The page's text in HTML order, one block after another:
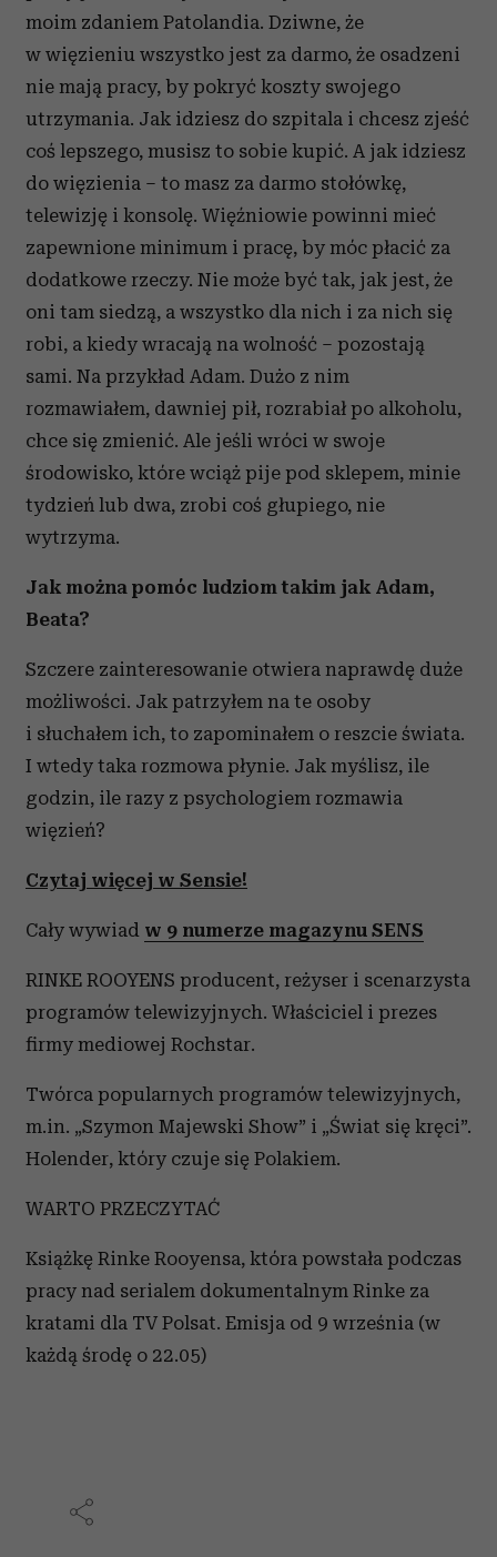
otrzymanymi od Ciebie lub uzyskanymi podczas
korzystania z ich usług.
moim zdaniem Patolandia. Dziwne, że
w więzieniu wszystko jest za darmo, że osadzeni
nie mają pracy, by pokryć koszty swojego
utrzymania. Jak idziesz do szpitala i chcesz zjeść
coś lepszego, musisz to sobie kupić. A jak idziesz
do więzienia – to masz za darmo stołówkę,
telewizję i konsolę. Więźniowie powinni mieć
zapewnione minimum i pracę, by móc płacić za
dodatkowe rzeczy. Nie może być tak, jak jest, że
oni tam siedzą, a wszystko dla nich i za nich się
robi, a kiedy wracają na wolność – pozostają
sami. Na przykład Adam. Dużo z nim
rozmawiałem, dawniej pił, rozrabiał po alkoholu,
chce się zmienić. Ale jeśli wróci w swoje
środowisko, które wciąż pije pod sklepem, minie
tydzień lub dwa, zrobi coś głupiego, nie
wytrzyma.
Jak można pomóc ludziom takim jak Adam,
Beata?
Szczere zainteresowanie otwiera naprawdę duże
możliwości. Jak patrzyłem na te osoby
i słuchałem ich, to zapominałem o reszcie świata.
I wtedy taka rozmowa płynie. Jak myślisz, ile
godzin, ile razy z psychologiem rozmawia
więzień?
Czytaj więcej w Sensie!
Cały wywiad w 9 numerze magazynu SENS
RINKE ROOYENS producent, reżyser i scenarzysta
programów telewizyjnych. Właściciel i prezes
firmy mediowej Rochstar.
Twórca popularnych programów telewizyjnych,
m.in. „Szymon Majewski Show” i „Świat się kręci”.
Holender, który czuje się Polakiem.
WARTO PRZECZYTAĆ
Książkę Rinke Rooyensa, która powstała podczas
pracy nad serialem dokumentalnym Rinke za
kratami dla TV Polsat. Emisja od 9 września (w
każdą środę o 22.05)